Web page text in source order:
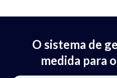
O sistema de
medida para